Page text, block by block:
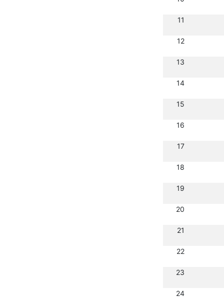
11
12
13
14
15
16
17
18
19
20
21
22
23
24